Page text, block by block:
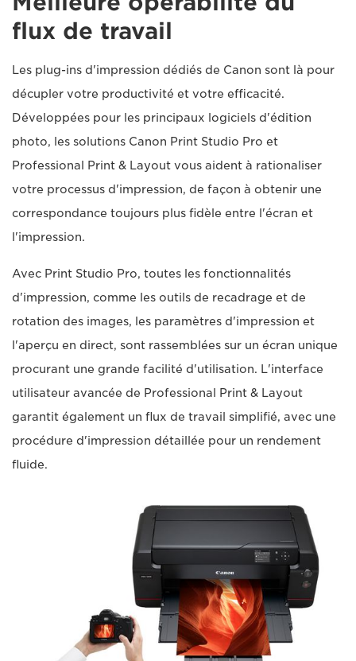
flux de travail
Les plug-ins d'impression dédiés de Canon sont là pour
décupler votre productivité et votre efficacité.
Développées pour les principaux logiciels d'édition
photo, les solutions Canon Print Studio Pro et
Professional Print & Layout vous aident à rationaliser
votre processus d'impression, de façon à obtenir une
correspondance toujours plus fidèle entre l'écran et
l'impression.
Avec Print Studio Pro, toutes les fonctionnalités
d'impression, comme les outils de recadrage et de
rotation des images, les paramètres d'impression et
l'aperçu en direct, sont rassemblées sur un écran unique
procurant une grande facilité d'utilisation. L'interface
utilisateur avancée de Professional Print & Layout
garantit également un flux de travail simplifié, avec une
procédure d'impression détaillée pour un rendement
fluide.